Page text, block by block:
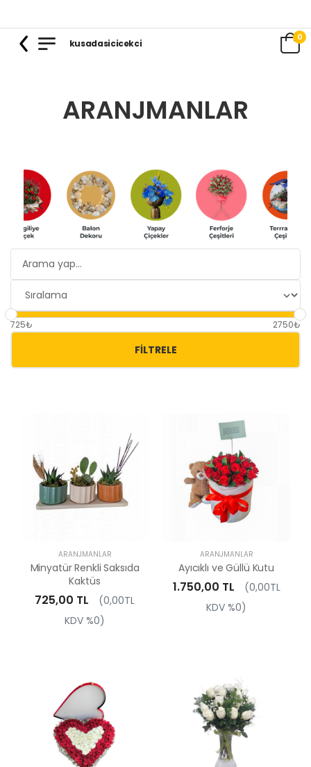
kusadasicicekci
0
ARANJMANLAR
725₺ 2750₺
FILTRELE
ARANJMANLAR
Minyatür Renkli Saksıda
Kaktüs
725,00 TL
(0,00TL
KDV %0)
ARANJMANLAR
Ayıcıklı ve Güllü Kutu
1.750,00 TL
(0,00TL
KDV %0)